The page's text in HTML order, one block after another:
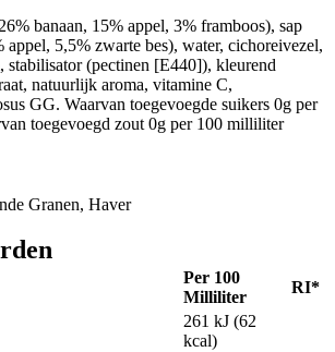
banaan, 15% appel, 3% framboos), sap
5,5% zwarte bes), water, cichoreivezel,
stabilisator (pectinen [E440]), kleurend
natuurlijk aroma, vitamine C,
GG. Waarvan toegevoegde suikers 0g per
toegevoegd zout 0g per 100 milliliter
Granen, Haver
Per 100
Milliliter
RI*
261 kJ (62
kcal)